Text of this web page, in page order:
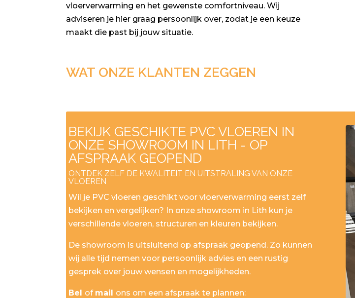
vloerverwarming en het gewenste comfortniveau. Wij
adviseren je hier graag persoonlijk over, zodat je een keuze
maakt die past bij jouw situatie.
WAT ONZE KLANTEN ZEGGEN
BEKIJK GESCHIKTE PVC VLOEREN IN
ONZE SHOWROOM IN LITH - OP
AFSPRAAK GEOPEND
ONTDEK ZELF DE KWALITEIT EN UITSTRALING VAN ONZE
VLOEREN
Wil je PVC vloeren geschikt voor vloerverwarming eerst zelf
bekijken en vergelijken? In onze showroom in Lith kun je
verschillende vloeren, structuren en kleuren bekijken.
De showroom is uitsluitend op afspraak geopend. Zo kunnen
wij alle tijd nemen voor persoonlijk advies en een rustig
gesprek over jouw wensen en mogelijkheden.
Bel of mail ons om een afspraak te plannen: